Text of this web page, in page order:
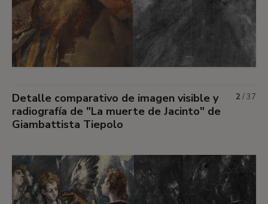
Detalle comparativo de imagen visible y
radiografía de "La muerte de Jacinto" de
Giambattista Tiepolo
2 /37